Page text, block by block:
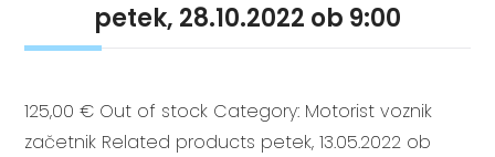
petek, 28.10.2022 ob 9:00
125,00 € Out of stock Category: Motorist voznik
začetnik Related products petek, 13.05.2022 ob